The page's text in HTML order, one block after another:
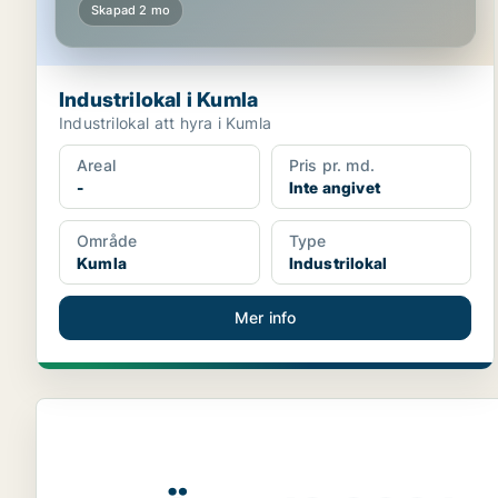
Skapad 2 mo
Industrilokal i Kumla
Industrilokal att hyra i Kumla
Areal
-
Pris pr. md.
Inte angivet
Område
Kumla
Type
Industrilokal
Mer info